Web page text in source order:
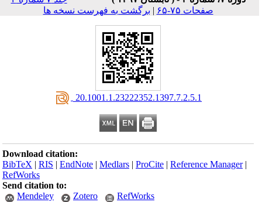
صفحات ۷۵-۶۵
| برگشت به فهرست نسخه ها
‎ 20.1001.1.23222352.1397.7.2.5.1
Download citation:
BibTeX |RIS |EndNote |Medlars |ProCite |Reference Manager
RefWorks
Send citation to:
Mendeley
Zotero RefWorks